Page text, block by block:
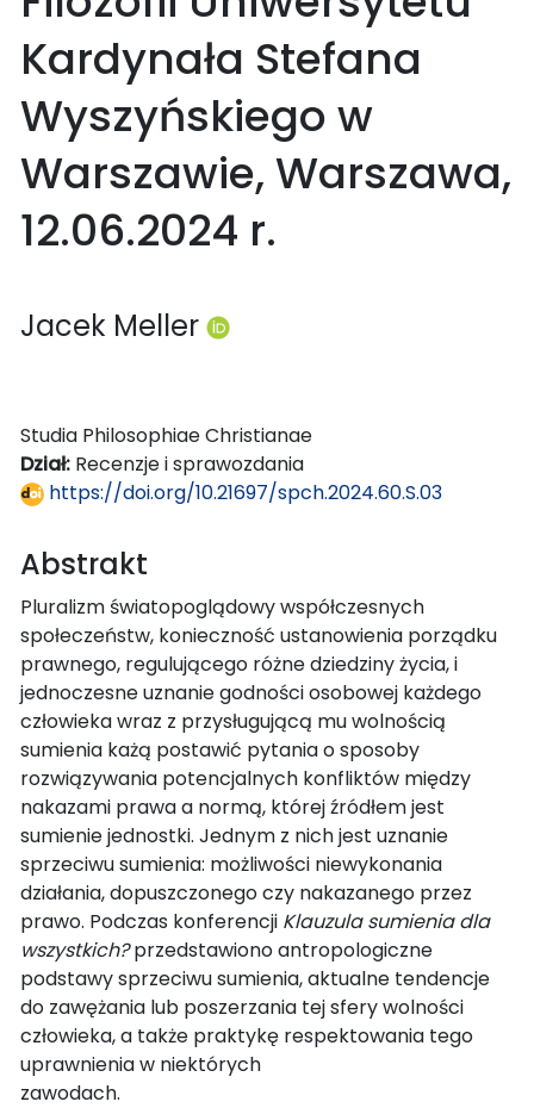
Kardynała Stefana
Wyszyńskiego w
Warszawie, Warszawa,
12.06.2024 r.
Jacek Meller
Studia Philosophiae Christianae
Dział: Recenzje i sprawozdania
https://doi.org/10.21697/spch.2024.60.S.03
Abstrakt
Pluralizm światopoglądowy współczesnych
społeczeństw, konieczność ustanowienia porządku
prawnego, regulującego różne dziedziny życia, i
jednoczesne uznanie godności osobowej każdego
człowieka wraz z przysługującą mu wolnością
sumienia każą postawić pytania o sposoby
rozwiązywania potencjalnych konfliktów między
nakazami prawa a normą, której źródłem jest
sumienie jednostki. Jednym z nich jest uznanie
sprzeciwu sumienia: możliwości niewykonania
działania, dopuszczonego czy nakazanego przez
prawo. Podczas konferencji Klauzula sumienia dla
wszystkich?przedstawiono antropologiczne
podstawy sprzeciwu sumienia, aktualne tendencje
do zawężania lub poszerzania tej sfery wolności
człowieka, a także praktykę respektowania tego
uprawnienia w niektórych
zawodach.